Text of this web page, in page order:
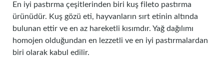
En iyi pastırma çeşitlerinden biri kuş fileto pastırma
ürünüdür. Kuş gözü eti, hayvanların sırt etinin altında
bulunan ettir ve en az hareketli kısımdır. Yağ dağılımı
homojen olduğundan en lezzetli ve en iyi pastırmalardan
biri olarak kabul edilir.